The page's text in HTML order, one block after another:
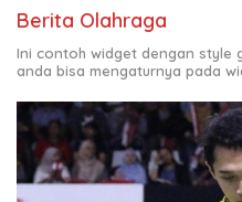
Berita Olahraga
Ini contoh widget dengan style
anda bisa mengaturnya pada